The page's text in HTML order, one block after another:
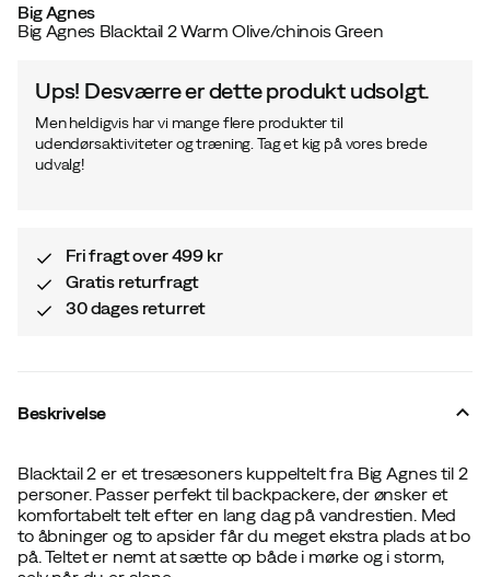
Big Agnes
Big Agnes Blacktail 2 Warm Olive/chinois Green
Ups! Desværre er dette produkt udsolgt.
Men heldigvis har vi mange flere produkter til
udendørsaktiviteter og træning. Tag et kig på vores brede
udvalg!
Fri fragt over 499 kr
Gratis returfragt
30 dages returret
Beskrivelse
Blacktail 2 er et tresæsoners kuppeltelt fra Big Agnes til 2
personer. Passer perfekt til backpackere, der ønsker et
komfortabelt telt efter en lang dag på vandrestien. Med
to åbninger og to apsider får du meget ekstra plads at bo
på. Teltet er nemt at sætte op både i mørke og i storm,